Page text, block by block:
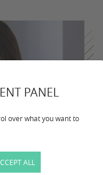
PANEL
over what you want to
ALL